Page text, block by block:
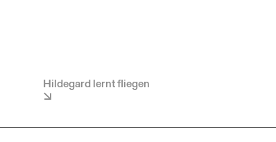
Hildegard lernt fliegen